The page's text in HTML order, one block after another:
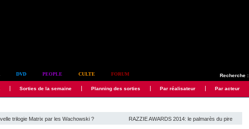
Recherche :
DVD PEOPLE CULTE FORUM
Sorties de la semaine Planning des sorties Par réalisateur Par acteur
trilogie Matrix par les Wachowski ? RAZZIE AWARDS 2014: le palmarès du pire